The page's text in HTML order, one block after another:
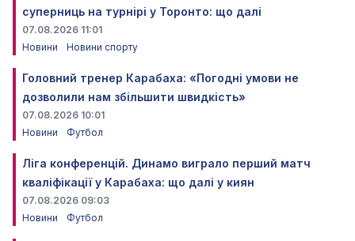
суперниць на турнірі у Торонто: що далі
07.08.2026 11:01
Новини
Новини спорту
Головний тренер Карабаха: «Погодні умови не
дозволили нам збільшити швидкість»
07.08.2026 10:01
Новини
Футбол
Ліга конференцій. Динамо виграло перший матч
кваліфікації у Карабаха: що далі у киян
07.08.2026 09:03
Новини
Футбол